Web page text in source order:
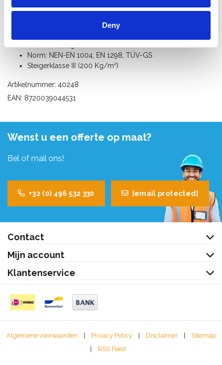
Deny
Afmetingen: lengte 190 cm x breedte 135 cm x hoogte 85
Norm: NEN-EN 1004, EN 1298, TÜV-GS
Steigerklasse III (200 Kg/m²)
Artikelnummer: 40248
EAN: 8720039044531
Wenst u een offerte op maat?
Bel of mail ons!
+32 (0) 496 532 330 [email protected]
Contact
Mijn account
Klantenservice
Algemene voorwaarden | Privacy Policy | Disclaimer |
Sitemap
|
RSS Feed